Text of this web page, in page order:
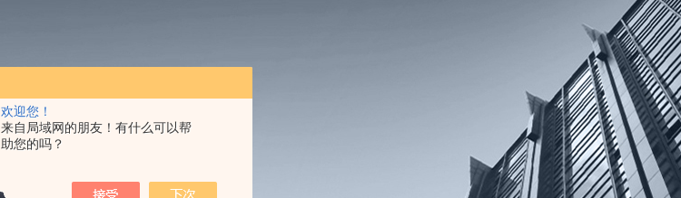
欢迎您！
来自局域网的朋友！有什么可以帮
助您的吗？